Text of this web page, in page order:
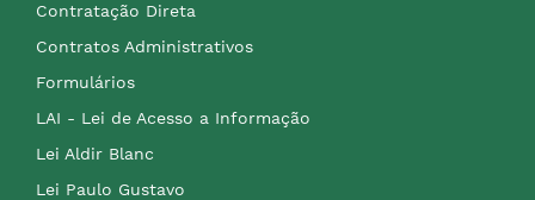
Contratação Direta
Contratos Administrativos
Formulários
LAI - Lei de Acesso a Informação
Lei Aldir Blanc
Lei Paulo Gustavo